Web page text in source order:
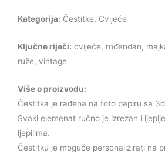
Kategorija: Čestitke, Cvijeće
Ključne riječi: cvijeće, rođendan,
ruže, vintage
Više o proizvodu:
Čestitka je rađena na foto papiru sa
Svaki elemenat ručno je izrezan i
ljepilima.
Čestitku je moguće personalizirati na